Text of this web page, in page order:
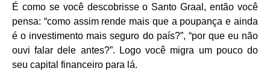
É como se você descobrisse o Santo Graal, então você
pensa: “como assim rende mais que a poupança e ainda
é o investimento mais seguro do país?”, “por que eu não
ouvi falar dele antes?”. Logo você migra um pouco do
seu capital financeiro para lá.